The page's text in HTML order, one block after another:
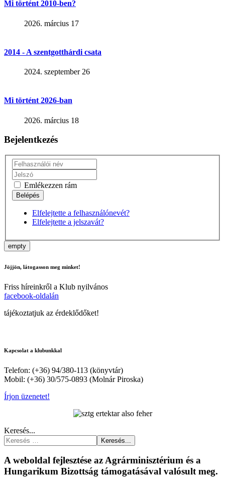
Mi történt 2010-ben?
2026. március 17
2014 - A szentgotthárdi csata
2024. szeptember 26
Mi történt 2026-ban
2026. március 18
Bejelentkezés
Emlékezzen rám
Elfelejtette a felhasználónevét?
Elfelejtette a jelszavát?
empty
Jöjjön, látogasson meg minket!
Friss híreinkről a Klub nyilvános
facebook-oldalán
tájékoztatjuk az érdeklődőket!
Kapcsolat a klubunkkal
Telefon: (+36) 94/380-113 (könyvtár)
Mobil: (+36) 30/575-0893 (Molnár Piroska)
Írjon üzenetet!
Keresés...
Keresés...
A weboldal fejlesztése az Agrárminisztérium és a
Hungarikum Bizottság támogatásával valósult meg.